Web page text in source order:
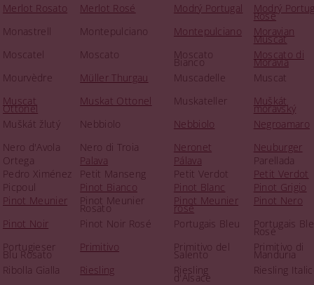
Merlot Rosato
Merlot Rosé Modrý Portugal Modrý
Rosé
Monastrell
Montepulciano Montepulciano Moravian
Muscat
Moscatel
Moscato Moscato
Bianco
Moscato di
Moravia
Mourvèdre
Müller Thurgau Muscadelle
Muscat
Muscat
Ottonel
Muskat Ottonel Muskateller Muškát
moravský
Muškát žlutý
Nebbiolo Nebbiolo
Negroamaro
Nero d'Avola
Nero di Troia Neronet
Neuburger
Ortega
Palava Pálava
Parellada
Pedro Ximénez
Petit Manseng Petit Verdot
Petit Verdot
Picpoul
Pinot Bianco Pinot Blanc
Pinot Grigio
Pinot Meunier
Pinot Meunier
Rosato
Pinot Meunier
rosé
Pinot Nero
Pinot Noir
Pinot Noir Rosé Portugais Bleu Portugais
Rosé
Portugieser
Blu Rosato
Primitivo Primitivo del
Salento
Primitivo di
Manduria
Ribolla Gialla
Riesling Riesling
d'Alsace
Riesling